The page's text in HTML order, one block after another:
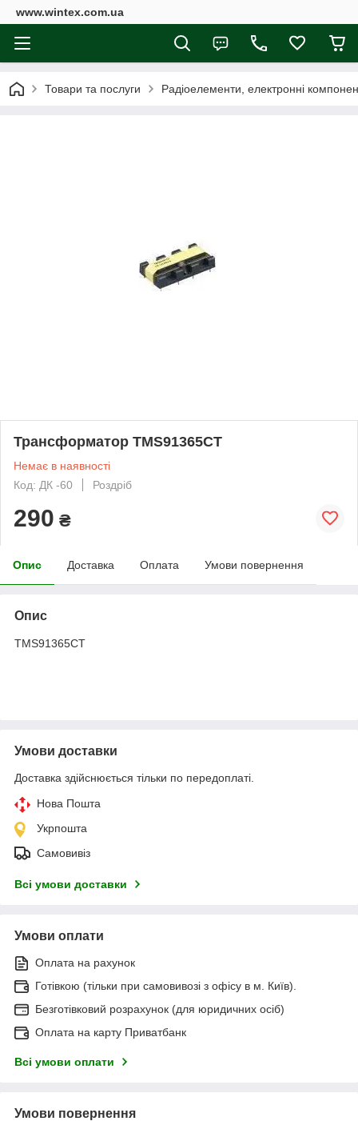
www.wintex.com.ua
Товари та послуги Радіоелементи, електронні
Трансформатор TMS91365CT
Немає в наявності
Код: ДК -60
Роздріб
290 ₴
Опис Доставка Оплата Умови повернення
Опис
TMS91365CT
Умови доставки
Доставка здійснюється тільки по передоплаті.
Нова Пошта
Укрпошта
Самовивіз
Всі умови доставки
Умови оплати
Оплата на рахунок
Готівкою (тільки при самовивозі з офісу в м. Київ).
Безготівковий розрахунок (для юридичних осіб)
Оплата на карту Приватбанк
Всі умови оплати
Умови повернення